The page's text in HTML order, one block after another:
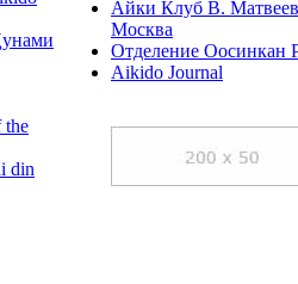
Айки Клуб В.
Москва
Отделение Оосинкан
Aikido Journal